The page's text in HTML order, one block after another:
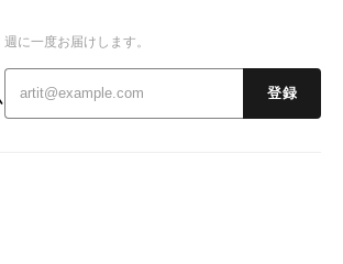
に一度お届けします。
登録